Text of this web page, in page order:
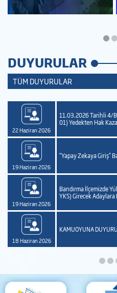
TÜM DUYURULAR
DUYURULAR
22 Haziran 2026
11.03.2026 Tarihli 4/B
01) Yedekten Hak
19 Haziran 2026
“Yapay Zekaya Giriş”
19 Haziran 2026
Bandırma İlçemizde
YKS) Girecek
18 Haziran 2026
KAMUOYUNA DUYURU